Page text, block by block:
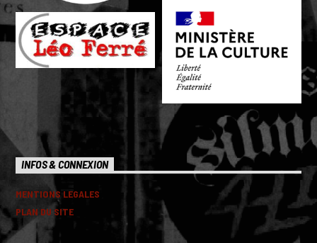
INFOS & CONNEXION
MENTIONS LEGALES
PLAN DU SITE